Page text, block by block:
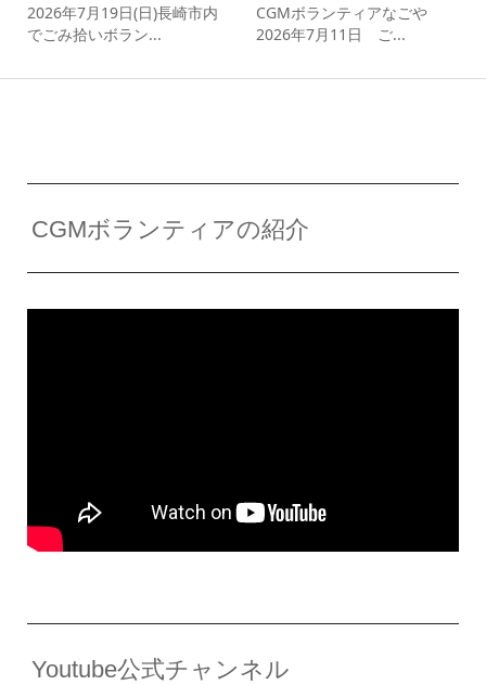
2026年7月19日(日)長崎市内
でごみ拾いボラン...
CGMボランティアなごや
2026年7月11日 ご...
CGMボランティアの紹介
Youtube公式チャンネル